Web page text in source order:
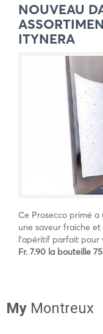
NOUVEAU
ITYNERA
Ce Prosecco primé
une saveur fraiche
l’apéritif parfait pour
Fr. 7.90 la bouteille
My Montreux